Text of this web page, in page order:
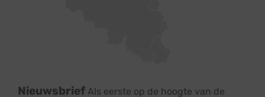
Nieuwsbrief Als eerste op de hoogte van de